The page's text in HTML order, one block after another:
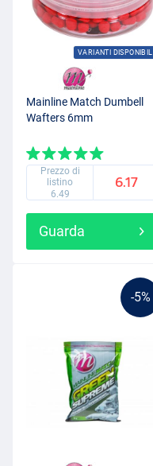
VARIANTI DISPONIBILI
Mainline Match Dumbell
Wafters 6mm
Prezzo di
listino
6.49
6.17
Guarda
-5%